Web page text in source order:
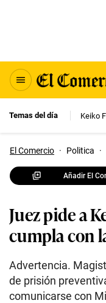
Temas del día Keiko
El Comercio · Politica ·
Añadir El
Juez pide a
cumpla con
Advertencia.
de prisión
comunicarse con